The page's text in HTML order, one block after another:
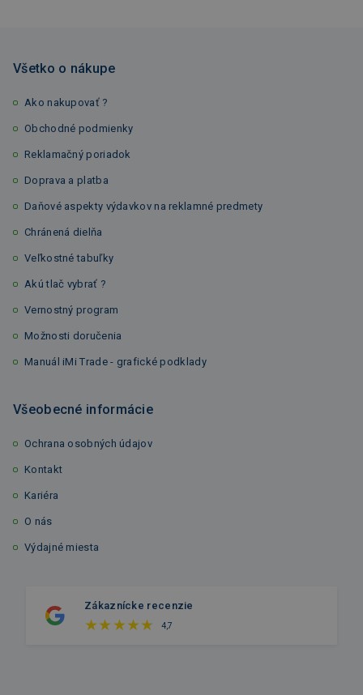
Všetko o nákupe
Ako nakupovať ?
Obchodné podmienky
Reklamačný poriadok
Doprava a platba
Daňové aspekty výdavkov na reklamné predmety
Chránená dielňa
Veľkostné tabuľky
Akú tlač vybrať ?
Vernostný program
Možnosti doručenia
Manuál iMi Trade - grafické podklady
Všeobecné informácie
Ochrana osobných údajov
Kontakt
Kariéra
O nás
Výdajné miesta
Zákaznícke recenzie
4,7